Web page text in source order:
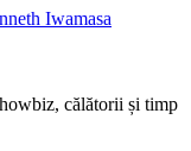
Iwamasa
călătorii și timp